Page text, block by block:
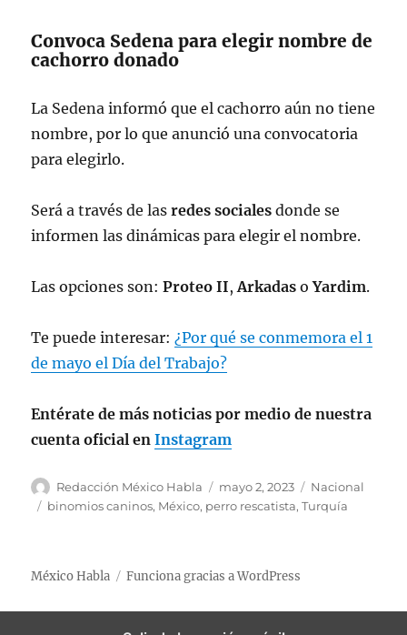
Convoca Sedena para elegir nombre de
cachorro donado
La Sedena informó que el cachorro aún no tiene
nombre, por lo que anunció una convocatoria
para elegirlo.
Será a través de lasredes sociales donde se
informen las dinámicas para elegir el nombre.
Las opciones son:Proteo II,Arkadas oYardim.
Te puede interesar:¿Por qué se conmemora el 1
de mayo el Día del Trabajo?
Entérate de más noticias por medio de nuestra
cuenta oficial enInstagram
A
u
Redacción México Habla
P
u
c
mayo 2, 2023
C
a
Nacional
E
u
binomios caninos, México, perro rescatista,Turquía
México Habla Funciona gracias a WordPress